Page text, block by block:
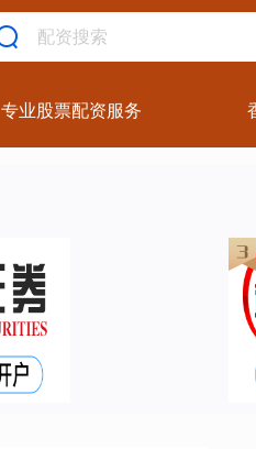
专业股票配资服务